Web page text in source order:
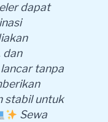
dapat
dan
tanpa
stabil untuk
Sewa